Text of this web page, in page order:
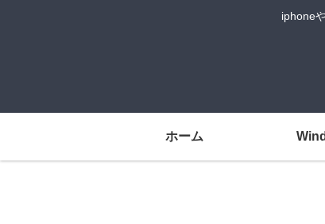
iphone
ホーム